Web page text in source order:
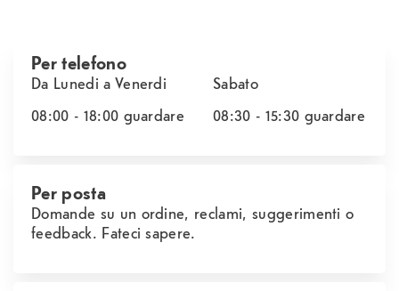
Per telefono
Da Lunedi a Venerdi
08:00 - 18:00 guardare
Sabato
08:30 - 15:30 guardare
Per posta
Domande su un ordine, reclami, suggerimenti o
feedback. Fateci sapere.